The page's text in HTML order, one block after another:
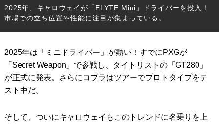
2025年、キャロウェイが「ELYTE Mini」ドライバーを投入！
市場での立ち位置や性能に注目が集まっている。
2025年は「ミニドライバー」が熱い！すでにPXGが
「Secret Weapon」で参戦し、タイトリストの「GT280」
が正式に発表。さらにコブラはツアーでプロトタイプをテ
スト中だ。
そして、ついにキャロウェイもこのトレンドに名乗りを上
FAIRWAY WOODS フェアウェイウッド
HYBRIDS ハイブリッド
IRONS アイアン
WEDGES ウェッジ
PUTTERS
OTHER その他